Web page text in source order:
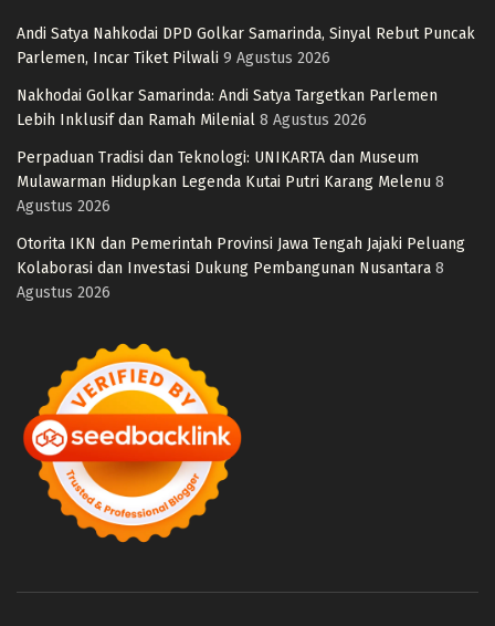
Andi Satya Nahkodai DPD Golkar Samarinda, Sinyal Rebut Puncak
Parlemen, Incar Tiket Pilwali 9 Agustus 2026
Nakhodai Golkar Samarinda: Andi Satya Targetkan Parlemen
Lebih Inklusif dan Ramah Milenial 8 Agustus 2026
Perpaduan Tradisi dan Teknologi: UNIKARTA dan Museum
Mulawarman Hidupkan Legenda Kutai Putri Karang Melenu 8
Agustus 2026
Otorita IKN dan Pemerintah Provinsi Jawa Tengah Jajaki Peluang
Kolaborasi dan Investasi Dukung Pembangunan Nusantara 8
Agustus 2026